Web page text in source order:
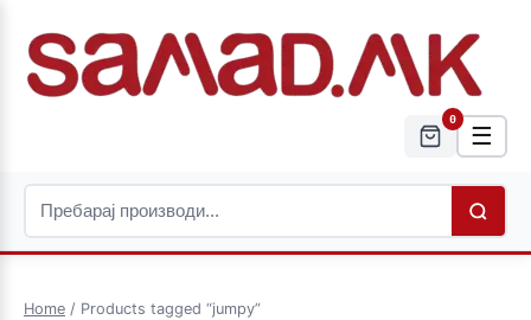
0
☰
Home / Products tagged “jumpy”